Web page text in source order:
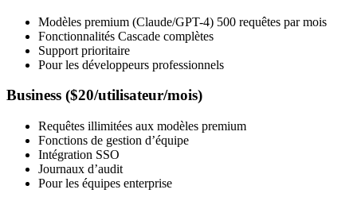
Modèles premium (Claude/GPT-4) 500 requêtes par mois
Fonctionnalités Cascade complètes
Support prioritaire
Pour les développeurs professionnels
Business ($20/utilisateur/mois)
Requêtes illimitées aux modèles premium
Fonctions de gestion d’équipe
Intégration SSO
Journaux d’audit
Pour les équipes enterprise